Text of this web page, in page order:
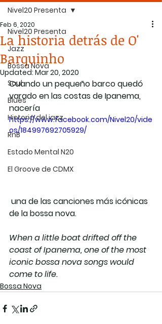
Nivel20 Presenta
Jazz
Bossa Nova
Soul
Blues
Historia del jazz
RnB
Estado Mental N20
El Groove de CDMX
Nivel20 Presenta
La historia detrás de O'
Barquinho
Feb 6, 2020
Updated: Mar 20, 2020
Cuando un pequeño barco quedó
varado en las costas de Ipanema,
nacería
https://www.facebook.com/Nivel20/vide
os/184997692705929/
de la bossa nova.
When a little boat drifted off the
coast of Ipanema, one of the most
iconic bossa nova songs would
come to life.
Bossa Nova